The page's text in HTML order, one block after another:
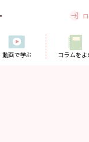
動画で学ぶ コラムをよ